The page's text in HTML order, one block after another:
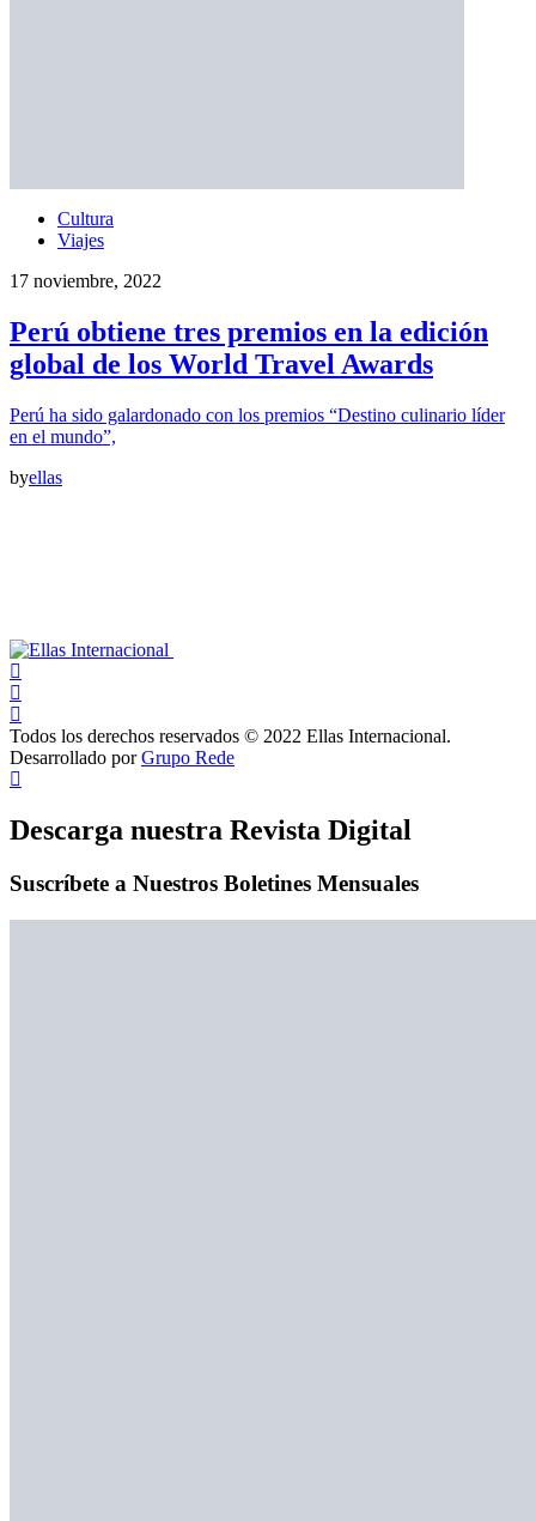
Cultura
Viajes
17 noviembre, 2022
Perú obtiene tres premios en la edición
global de los World Travel Awards
Perú ha sido galardonado con los premios “Destino culinario líder
en el mundo”,
byellas
Todos los derechos reservados © 2022 Ellas Internacional.
Desarrollado porGrupo Rede
Descarga nuestra Revista Digital
Suscríbete a Nuestros Boletines Mensuales